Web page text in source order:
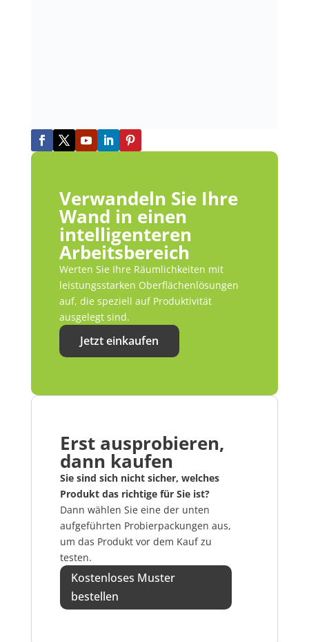
Verwandeln Sie Ihre
Wand in einen
intelligenteren
Arbeitsbereich
Werten Sie Ihre Räumlichkeiten mit
leistungsstarken Oberflächenlösungen
auf, die speziell auf Produktivität
ausgelegt sind.
Jetzt einkaufen
Erst ausprobieren,
dann kaufen
Sie sind sich nicht sicher, welches
Produkt das richtige für Sie ist?
Dann wählen Sie eine der unten
aufgeführten Probierpackungen aus,
um das Produkt vor dem Kauf zu
testen.
Kostenloses Muster
bestellen